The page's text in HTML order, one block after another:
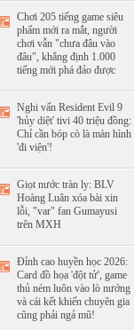
Chơi 205 tiếng game siêu
phẩm mới ra mắt, người
chơi vẫn "chưa đâu vào
đâu", khẳng định 1.000
tiếng mới phá đảo được
Nghi vấn Resident Evil 9
'hủy diệt' tivi 40 triệu đồng:
Chỉ cần bóp cò là màn hình
'đi viện'!
Giọt nước tràn ly: BLV
Hoàng Luân xóa bài xin
lỗi, "var" fan Gumayusi
trên MXH
Đỉnh cao huyền học 2026:
Card đồ họa 'đột tử', game
thủ ném luôn vào lò nướng
và cái kết khiến chuyên gia
cũng phải ngả mũ!